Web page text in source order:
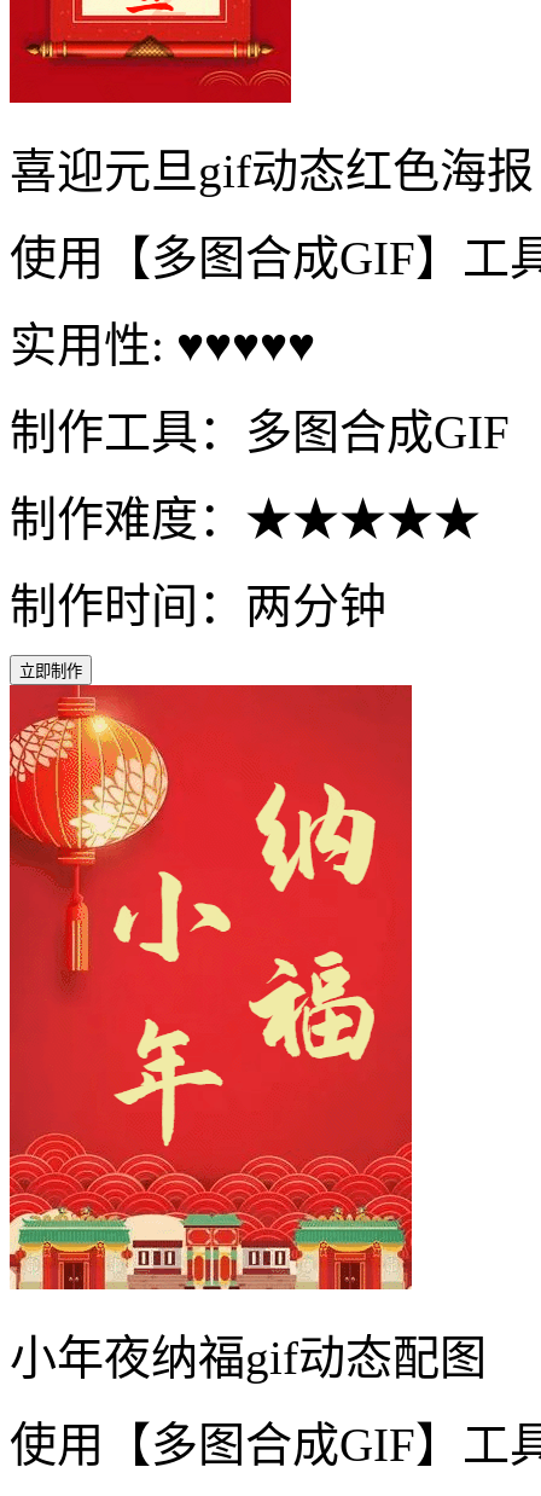
喜迎元旦gif动态红色海报
使用【多图合成GIF】工
实用性: ♥♥♥♥♥
制作工具：多图合成GIF
制作难度：★★★★★
制作时间：两分钟
立即制作
小年夜纳福gif动态配图
使用【多图合成GIF】工